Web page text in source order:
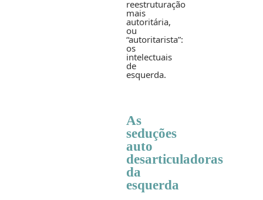
reestruturação
mais
autoritária,
ou
“autoritarista”:
os
intelectuais
de
esquerda.
As
seduções
auto
desarticuladoras
da
esquerda